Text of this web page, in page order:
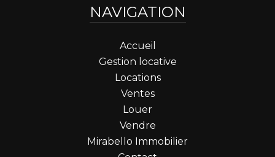
NAVIGATION
Accueil
Gestion locative
Locations
Ventes
Louer
Vendre
Mirabello Immobilier